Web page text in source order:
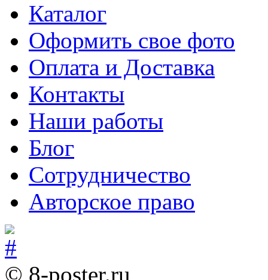
Каталог
Оформить свое фото
Оплата и Доставка
Контакты
Наши работы
Блог
Сотрудничество
Авторское право
© 8-poster.ru